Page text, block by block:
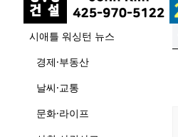
시애틀 워싱턴 뉴스
경제·부동산
날씨·교통
문화·라이프